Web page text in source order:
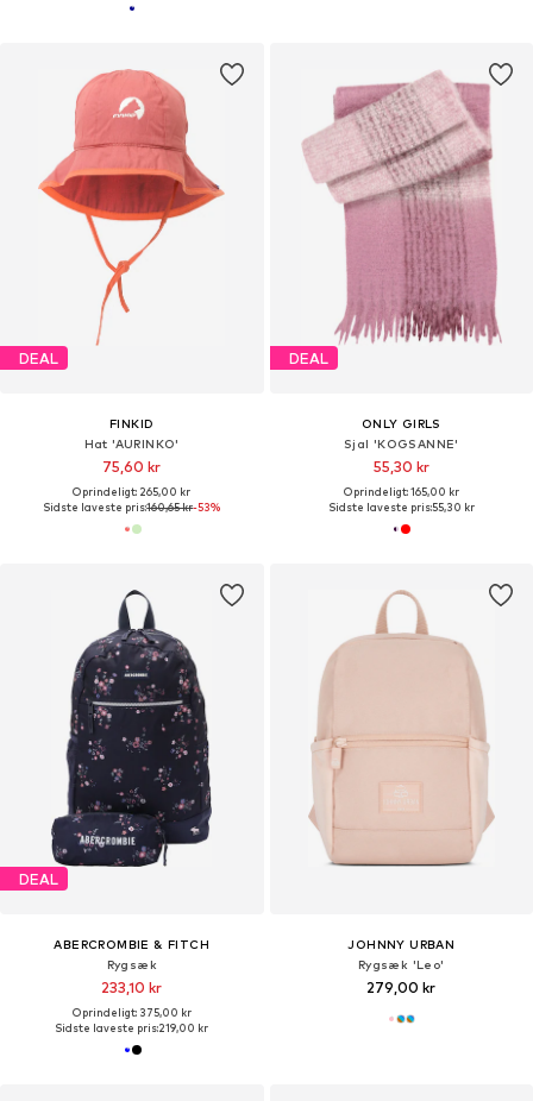
DEAL
FINKID
Hat 'AURINKO'
75,60 kr
Oprindeligt: 265,00 kr
Sidste laveste pris:160,65 kr-53%
DEAL
ONLY GIRLS
Sjal 'KOGSANNE'
55,30 kr
Oprindeligt: 165,00 kr
Sidste laveste pris:55,30 kr
DEAL
ABERCROMBIE & FITCH
Rygsæk
233,10 kr
Oprindeligt: 375,00 kr
Sidste laveste pris:219,00 kr
JOHNNY URBAN
Rygsæk 'Leo'
279,00 kr